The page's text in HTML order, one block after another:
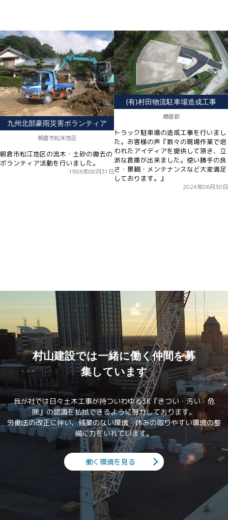
九州北部豪雨災害ボランティア
朝倉市松末地区
朝倉市松江地区の流木・土砂の撤去の
ボランティア活動を行いました。
1986年08月31日
(有)村田物流駐車場造成工事
糟屋郡
トラック駐車場の造成工事を行いまし
た。お客様の声『数々の現場作業で培
われたアイディアを提供して頂き、立
派な倉庫が出来ました。使い勝手の良
さ・景観・メンテナンスなど大変満足
しております。』
2024年06月30日
村山建設では一緒に働く仲間を募
集しています
我が社では日々土木工事が持ついわゆる3K『きつい・汚い・危
険』の認識を払拭できるように努力しております。
労働法の改正に伴い、残業のない環境・休みの取りやすい環境の整
備に力をいれています。
働く環境を見る